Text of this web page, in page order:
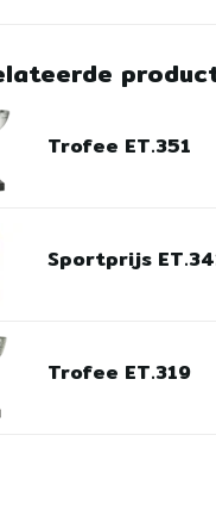
Trofee ET.351
Sportprijs
Trofee ET.319